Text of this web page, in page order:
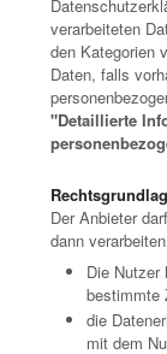
verarbeiteten
den Kategorien
Daten, falls
"Detaillierte
Der Anbieter
dann
Die Nutzer
bestimmte
die
mit dem